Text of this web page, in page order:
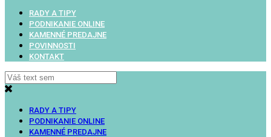
RADY A TIPY
PODNIKANIE ONLINE
KAMENNÉ PREDAJNE
POVINNOSTI
KONTAKT
RADY A TIPY
PODNIKANIE ONLINE
KAMENNÉ PREDAJNE